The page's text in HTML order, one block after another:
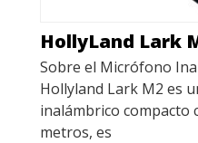
HollyLand Lark
Sobre el Micrófono
Hollyland Lark M2 es
inalámbrico compacto
metros, es